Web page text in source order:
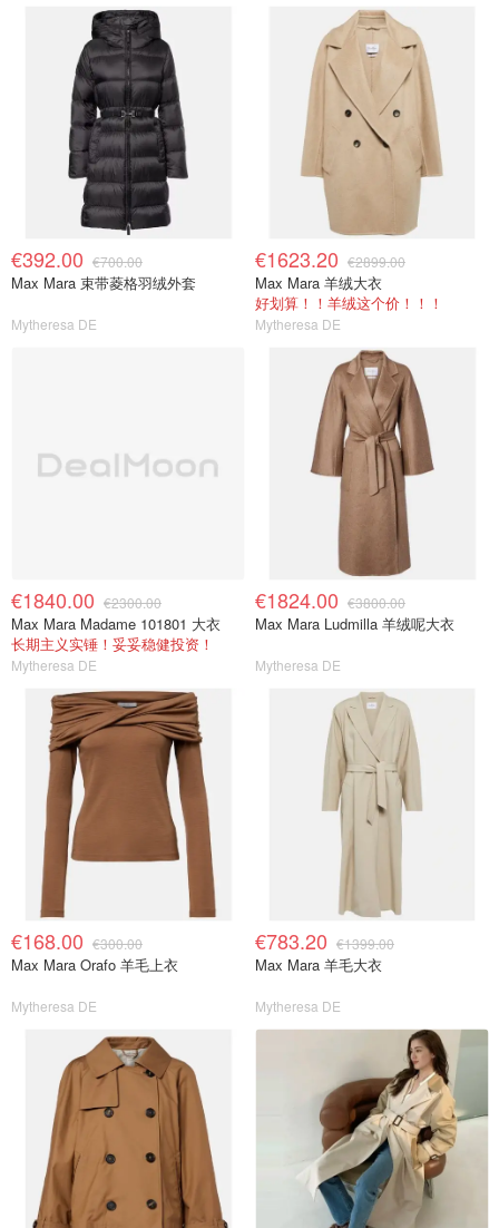
€392.00 €700.00
Max Mara 束带菱格羽绒外套
Mytheresa DE
€1623.20 €2899.00
Max Mara 羊绒大衣
好划算！！羊绒这个价！！！
Mytheresa DE
€1840.00 €2300.00
Max Mara Madame 101801 大衣
长期主义实锤！妥妥稳健投资！
Mytheresa DE
€1824.00 €3800.00
Max Mara Ludmilla 羊绒呢大衣
Mytheresa DE
€168.00 €300.00
Max Mara Orafo 羊毛上衣
Mytheresa DE
€783.20 €1399.00
Max Mara 羊毛大衣
Mytheresa DE